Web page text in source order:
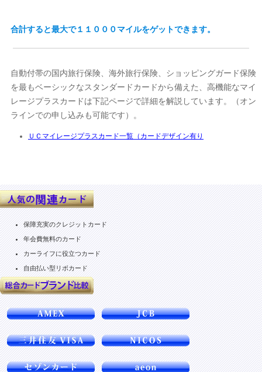
合計すると最大で１１０００マイルをゲットできます。
自動付帯の国内旅行保険、海外旅行保険、ショッピングガード保険
を最もベーシックなスタンダードカードから備えた、高機能なマイ
レージプラスカードは下記ページで詳細を解説しています。（オン
ラインでの申し込みも可能です）。
ＵＣマイレージプラスカード一覧（カードデザイン有り
保障充実のクレジットカード
年会費無料のカード
カーライフに役立つカード
自由払い型リボカード